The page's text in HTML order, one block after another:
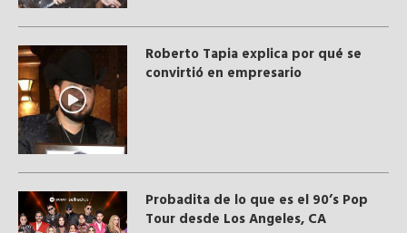
Roberto Tapia explica por qué se
convirtió en empresario
Probadita de lo que es el 90’s Pop
Tour desde Los Angeles, CA